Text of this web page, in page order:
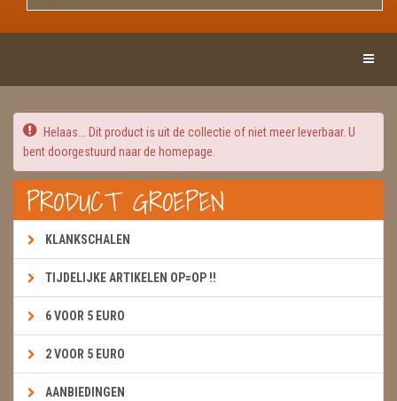
Helaas... Dit product is uit de collectie of niet meer leverbaar. U
bent doorgestuurd naar de homepage.
PRODUCT GROEPEN
KLANKSCHALEN
TIJDELIJKE ARTIKELEN OP=OP !!
6 VOOR 5 EURO
2 VOOR 5 EURO
AANBIEDINGEN